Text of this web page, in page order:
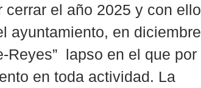
el año 2025 y con ello
ayuntamiento, en diciembre
lapso en el que por
en toda actividad. La